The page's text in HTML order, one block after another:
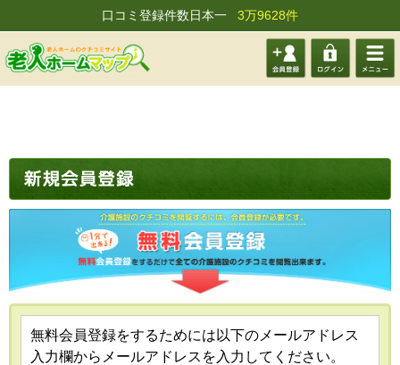
口コミ登録件数日本一 3万9628件
会員登 ログイ メニュ
無料会員登録をするためには以下のメールアドレス
入力欄からメールアドレスを入力してください。